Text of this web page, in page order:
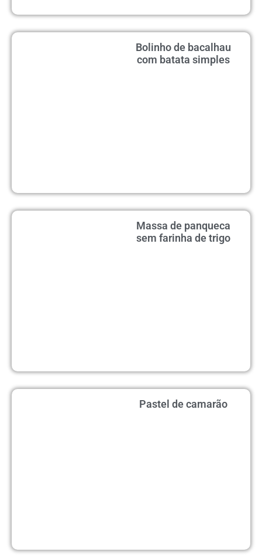
Bolinho de bacalhau
com batata simples
Massa de panqueca
sem farinha de trigo
Pastel de camarão